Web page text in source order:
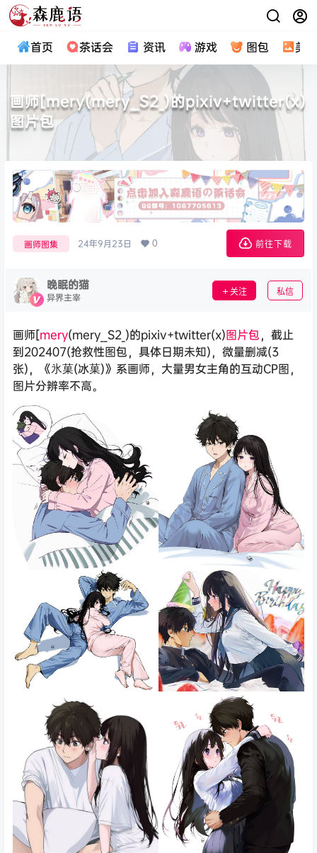
首页 茶话会 资讯 游戏 图包 美
画师[mery(mery__S2_)的pixiv+twitter(x)
图片包
画师图集 24年9月23日 0 前往下载
晚眠的猫
异界主宰 关注 私信
画师[mery(mery__S2_)的pixiv+twitter(x)图片包，截止
到202407(抢救性图包，具体日期未知)，微量删减(3
张)，《氷菓(冰菓)》系画师，大量男女主角的互动CP图，
图片分辨率不高。